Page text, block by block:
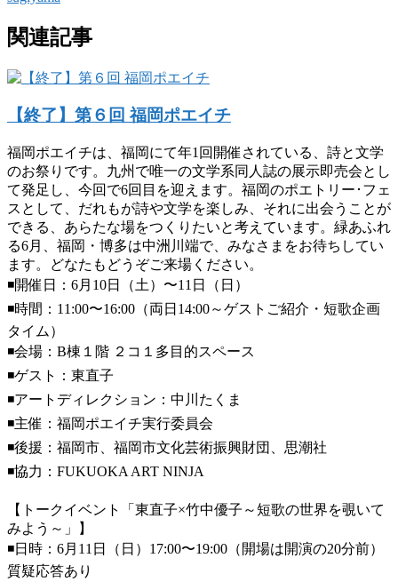
関連記事
【終了】第６回 福岡ポエイチ
福岡ポエイチは、福岡にて年1回開催されている、詩と文学
のお祭りです。九州で唯一の文学系同人誌の展示即売会とし
て発足し、今回で6回目を迎えます。福岡のポエトリー･フェ
スとして、だれもが詩や文学を楽しみ、それに出会うことが
できる、あらたな場をつくりたいと考えています。緑あふれ
る6月、福岡・博多は中洲川端で、みなさまをお待ちしてい
ます。どなたもどうぞご来場ください。
◾️開催日：6月10日（土）〜11日（日）
◾️時間：11:00〜16:00（両日14:00～ゲストご紹介・短歌企画
タイム）
◾️会場：B棟１階 ２コ１多目的スペース
◾️ゲスト：東直子
◾️アートディレクション：中川たくま
◾️主催：福岡ポエイチ実行委員会
◾️後援：福岡市、福岡市文化芸術振興財団、思潮社
◾️協力：FUKUOKA ART NINJA
【トークイベント「東直子×竹中優子～短歌の世界を覗いて
みよう～」】
◾️日時：6月11日（日）17:00〜19:00（開場は開演の20分前）
質疑応答あり